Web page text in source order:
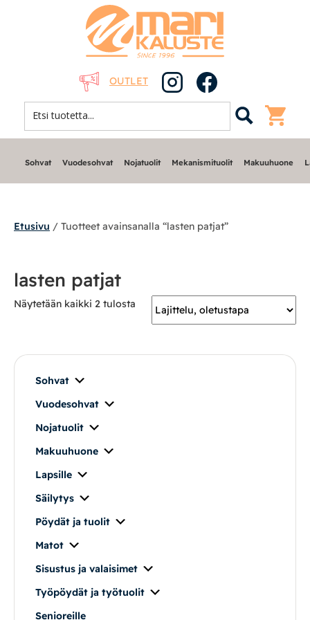
OUTLET
Nojatuolit
Makuuhuone
Säilytys
Työpöydät ja työtuolit
Matot
Ulkokalusteet
Sohvat Vuodesohvat Nojatuolit Mekanismituolit Makuuhuone
Etusivu / Tuotteet avainsanalla “lasten patjat”
lasten patjat
Näytetään kaikki 2 tulosta
Sohvat
Vuodesohvat
Nojatuolit
Makuuhuone
Lapsille
Säilytys
Pöydät ja tuolit
Matot
Sisustus ja valaisimet
Työpöydät ja työtuolit
Senioreille